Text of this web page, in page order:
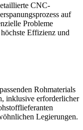
CNC-
auf
Probleme
Effizienz und
Rohmaterials
inklusive erforderlicher
Legierungen.